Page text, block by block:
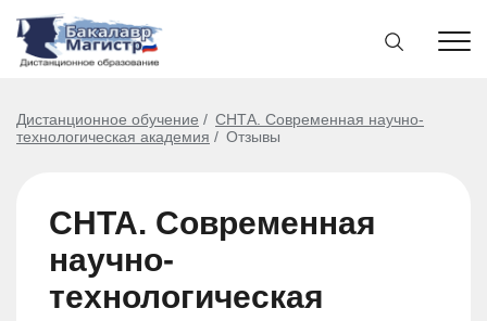
Дистанционное обучение
СНТА. Современная научно-
технологическая академия
Отзывы
СНТА. Современная
научно-
технологическая